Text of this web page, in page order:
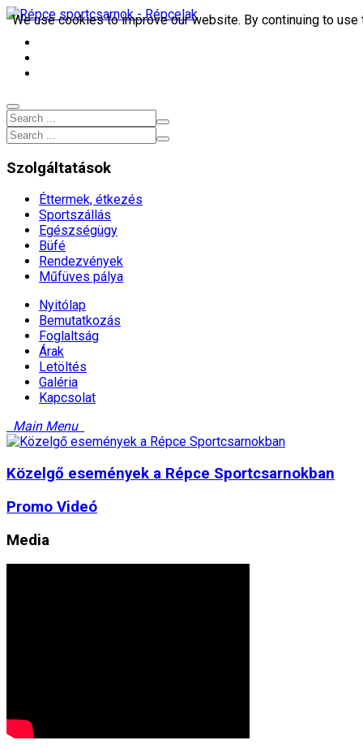
Szolgáltatások
Éttermek, étkezés
Sportszállás
Egészségügy
Büfé
Rendezvények
Műfüves pálya
Nyitólap
Bemutatkozás
Foglaltság
Árak
Letöltés
Galéria
Kapcsolat
Main Menu
Közelgő események a Répce Sportcsarnokban
Promo Videó
Media
We use cookies to improve our website. By continuing to